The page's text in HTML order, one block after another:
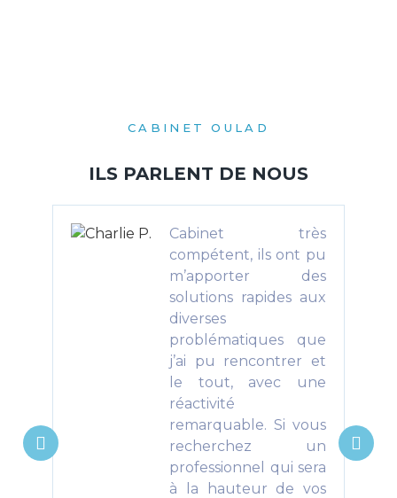
CABINET OULAD
ILS PARLENT DE NOUS
Cabinet très
compétent, ils ont pu
m’apporter des
solutions rapides aux
diverses
problématiques que
j’ai pu rencontrer et
le tout, avec une
réactivité
remarquable. Si vous
recherchez un
professionnel qui sera
à la hauteur de vos